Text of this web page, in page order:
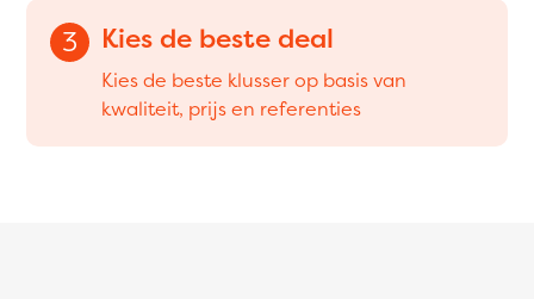
3 Kies de beste deal
Kies de beste klusser op basis van
kwaliteit, prijs en referenties